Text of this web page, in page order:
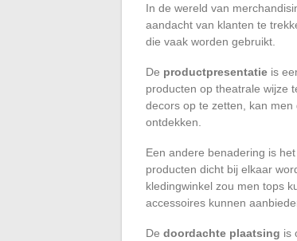
In de wereld van
aandacht van klanten te
die vaak worden gebruikt.
De productpresentatie is
producten op theatrale wijze
decors op te zetten, kan
ontdekken.
Een andere benadering is
producten dicht bij elkaar
kledingwinkel zou men tops
accessoires kunnen
De doordachte plaatsing is